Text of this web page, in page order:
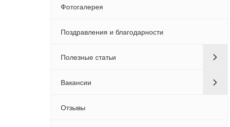
Фотогалерея
Поздравления и благодарности
Полезные статьи
Вакансии
Отзывы